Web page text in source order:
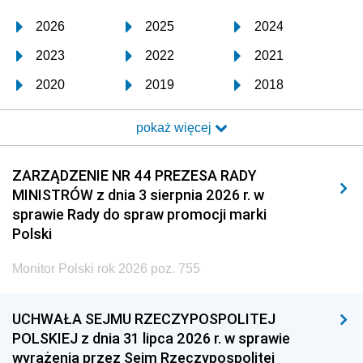
2026 2025 2024
2023 2022 2021
2020 2019 2018
2017 2016 2015
2014 2013 2012
2011 2010 2009
2008 2007 2006
2005
1996 1995 1994
1993 1992 1991
pokaż więcej
ZARZĄDZENIE NR 44 PREZESA RADY
MINISTRÓW z dnia 3 sierpnia 2026 r. w
sprawie Rady do spraw promocji marki
Polski
Monitor Polski rok 2026 poz. 755
UCHWAŁA SEJMU RZECZYPOSPOLITEJ
POLSKIEJ z dnia 31 lipca 2026 r. w sprawie
wyrażenia przez Sejm Rzeczypospolitej